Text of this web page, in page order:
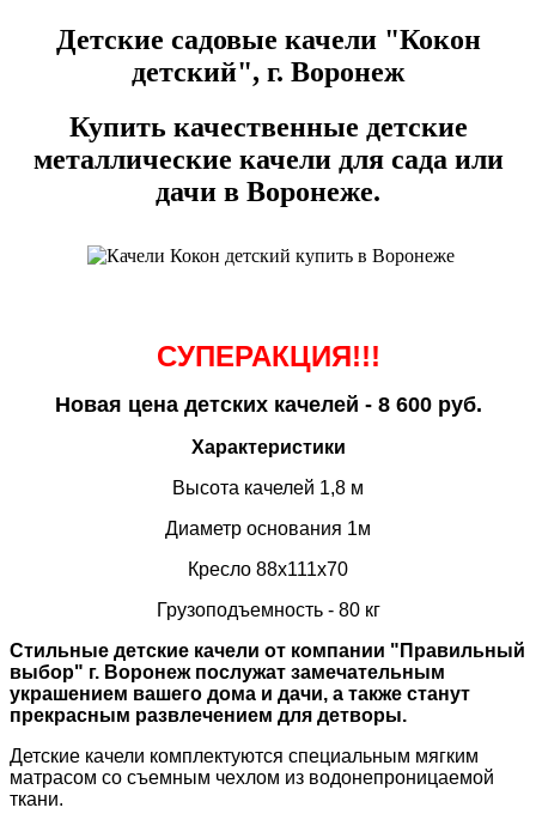
Детские садовые качели "Кокон
детский", г. Воронеж
Купить качественные детские
металлические качели для сада или
дачи в Воронеже.
СУПЕРАКЦИЯ!!!
Новая цена детских качелей - 8 600 руб.
Характеристики
Высота качелей 1,8 м
Диаметр основания 1м
Кресло 88х111х70
Грузоподъемность - 80 кг
Стильные детские качели от компании "Правильный
выбор" г. Воронеж послужат замечательным
украшением вашего дома и дачи, а также станут
прекрасным развлечением для детворы.
Детские качели комплектуются специальным мягким
матрасом со съемным чехлом из водонепроницаемой
ткани.